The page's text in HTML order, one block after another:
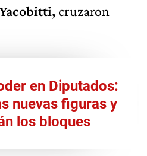
cruzaron
en Diputados:
nuevas figuras y
los bloques